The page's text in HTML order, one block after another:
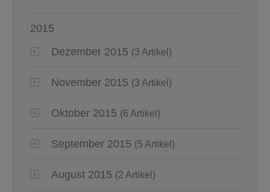
2015
Dezember 2015 (3 Artikel)
November 2015 (3 Artikel)
Oktober 2015 (6 Artikel)
September 2015 (5 Artikel)
August 2015 (2 Artikel)